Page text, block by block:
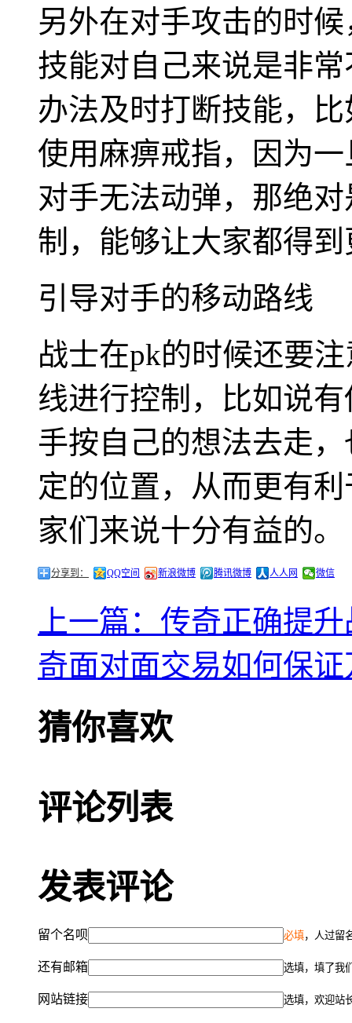
另外在对手攻击的时
技能对自己来说是非
办法及时打断技能，
使用麻痹戒指，因为
对手无法动弹，那绝
制，能够让大家都得
引导对手的移动路线
战士在pk的时候还要
线进行控制，比如说
手按自己的想法去走
定的位置，从而更有
家们来说十分有益的。
分享到： QQ空间 新浪微博 腾讯微博 人人网 微信
上一篇：传奇正确提
奇面对面交易如何保
猜你喜欢
评论列表
发表评论
留个名呗 必填，人过留
还有邮箱 选填，填了我
网站链接 选填，欢迎站